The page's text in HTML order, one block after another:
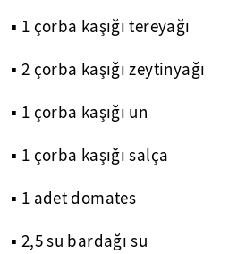
▪ 1 çorba kaşığı tereyağı
▪ 2 çorba kaşığı zeytinyağı
▪ 1 çorba kaşığı un
▪ 1 çorba kaşığı salça
▪ 1 adet domates
▪ 2,5 su bardağı su